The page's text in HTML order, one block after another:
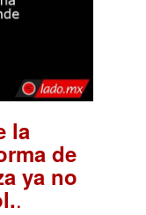
la
de
ya no
.